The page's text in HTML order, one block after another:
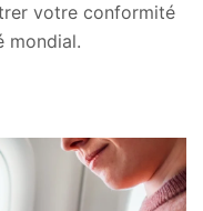
votre conformité
mondial.